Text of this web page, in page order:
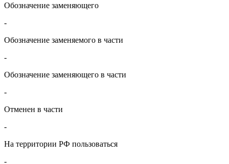
Обозначение заменяющего
-
Обозначение заменяемого в части
-
Обозначение заменяющего в части
-
Отменен в части
-
На территории РФ пользоваться
-